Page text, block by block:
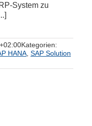
System zu
Kategorien:
HANA SAP Solution